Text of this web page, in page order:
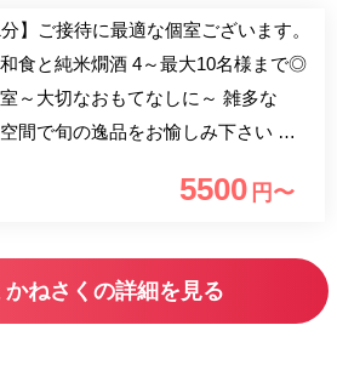
】ご接待に最適な個室ございます。
食と純米燗酒 4～最大10名様まで◎
～大切なおもてなしに～ 雑多な
間で旬の逸品をお愉しみ下さい ◆
接待や会食に最適な『かねさくコース
ハレの日やご接待におすすめ『極上
』 ◆厳選素材と職人の技術で魅せる
5500 円〜
ねさくの詳細を見る